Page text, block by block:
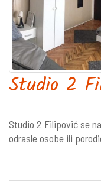
Studio 2
Studio 2 Filipović se
odrasle osobe ili